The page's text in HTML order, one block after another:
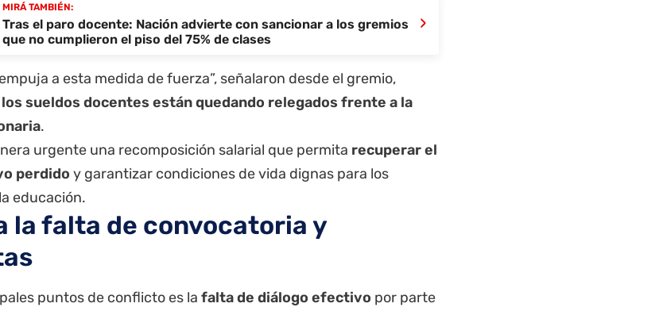
MIRÁ TAMBIÉN:
Tras el paro docente: Nación advierte con sancionar a los gremios
que no cumplieron el piso del 75% de clases
›
a esta medida de fuerza”, señalaron desde el gremio,
los sueldos docentes están quedando relegados frente a la
.
urgente una recomposición salarial que permita recuperar el
perdido y garantizar condiciones de vida dignas para los
educación.
la falta de convocatoria y
puntos de conflicto es la falta de diálogo efectivo por parte